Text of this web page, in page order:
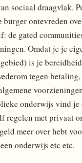
sociaal draagvlak.
burger ontevreden
de gated
Omdat je je
is je
tegen
onderwijs vind je
regelen met privaat
meer over hebt
onderwijs etc etc.